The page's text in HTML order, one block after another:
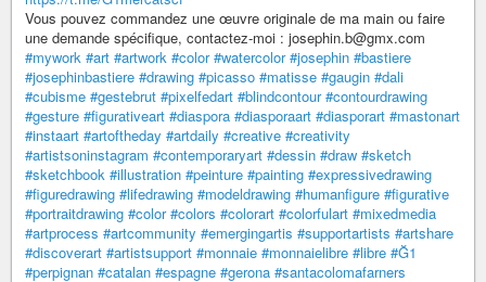
Vous pouvez commandez une œuvre originale de ma main ou faire
une demande spécifique, contactez-moi : josephin.b@gmx.com
#mywork #art #artwork #color #watercolor #josephin #bastiere
#josephinbastiere #drawing #picasso #matisse #gaugin #dali
#cubisme #gestebrut #pixelfedart #blindcontour #contourdrawing
#gesture #figurativeart #diaspora #diasporaart #diasporart #mastonart
#instaart #artoftheday #artdaily #creative #creativity
#artistsoninstagram #contemporaryart #dessin #draw #sketch
#sketchbook #illustration #peinture #painting #expressivedrawing
#figuredrawing #lifedrawing #modeldrawing #humanfigure #figurative
#portraitdrawing #color #colors #colorart #colorfulart #mixedmedia
#artprocess #artcommunity #emergingartis #supportartists #artshare
#discoverart #artistsupport #monnaie #monnaielibre #libre #Ğ1
#perpignan #catalan #espagne #gerona #santacolomafarners